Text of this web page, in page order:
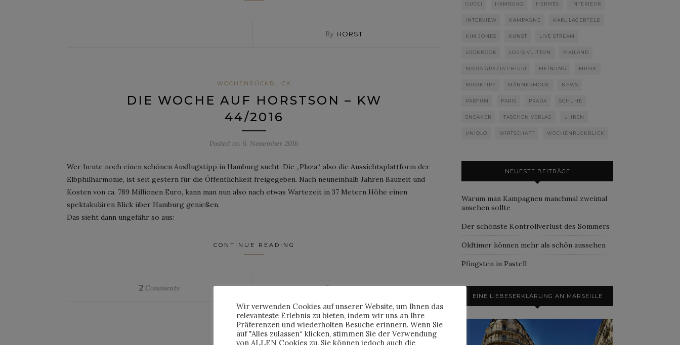
By HORST
WOCHENRÜCKBLICK
DIE WOCHE AUF HORSTSON – KW
44/2016
Posted on 6. November 2016
Wer heute noch einen schönen Ausflugstipp in Hamburg sucht: Die „Plaza“, also die Aussichtsplattform der
Elbphilharmonie, ist seit gestern für die Öffentlichkeit freigegeben. Nach neuneinhalb Jahren Bauzeit und
Kosten von ca. 789 Millionen Euro, kann man nun also nach etwas Wartezeit in 37 Metern Höhe einen
spektakulären Blick über Hamburg genießen.
Das sieht dann ungefähr so aus:
CONTINUE READING
2 Comments By HORST
WOCHENRÜCKBLICK
GUCCI HAMBURG HERMÈS INTERIEUR
INTERVIEW KAMPAGNE KARL LAGERFELD
KIM JONES KUNST LIVE STREAM
LOOKBOOK LOUIS VUITTON MAILAND
MARIA GRAZIA CHIURI MEINUNG MUSIK
MUSIKTIPP MÄNNERMODE NEWS
PARFUM PARIS PRADA SCHUHE
SNEAKER TASCHEN VERLAG UHREN
UNIQLO WIRTSCHAFT WOCHENRÜCKBLICK
NEUESTE BEITRÄGE
Warum man Kampagnen manchmal zweimal
ansehen sollte
Der schönste Kontrollverlust des Sommers
Oldtimer können mehr als schön aussehen
Pfingsten in Pastell
EINE LIEBESERKLÄRUNG AN MARSEILLE
Wir verwenden Cookies auf unserer Website, um Ihnen das
relevanteste Erlebnis zu bieten, indem wir uns an Ihre
Präferenzen und wiederholten Besuche erinnern. Wenn Sie
auf "Alles zulassen“ klicken, stimmen Sie der Verwendung
von ALLEN Cookies zu. Sie können jedoch auch die